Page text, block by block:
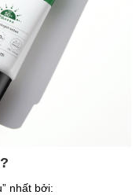
nhất bởi: